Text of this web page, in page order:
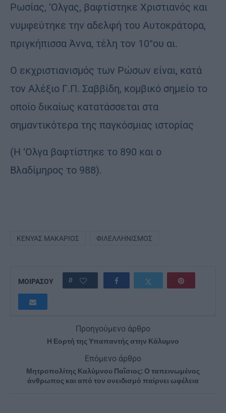
Ρωσίας, ‘Ολγας, βαφτίστηκε Χριστιανός και
νυμφεύτηκε την αδελφή του Αυτοκράτορα,
πριγκήπισσα Άννα, τέλη τον 10°ου αι.
Ο εκχριστιανισμός των Ρώσων είναι, κατά
τον Αλέξιο Γ.Π. Σαββίδη, κομβικό σημείο το
οποίο δικαίως κατατάσσεται στα
σημαντικότερα της παγκόσμιας ιστορίας
(Η ‘Ολγα βαφτίστηκε το 890 και ο
Βλαδίμηρος το 988).
ΚΕΝΥΑΣ ΜΑΚΑΡΙΟΣ ΦΙΛΕΛΛΗΝΙΣΜΌΣ
ΜΟΙΡΑΣΟΥ 0
Προηγούμενο άρθρο
Η Εορτή της Υπαπαντής στην Κάλυμνο
Επόμενο άρθρο
Μητροπολίτης Καλύμνου Παΐσιος: Ο ταπεινωμένος
άνθρωπος και από τον ονειδισμό παίρνει ωφέλεια